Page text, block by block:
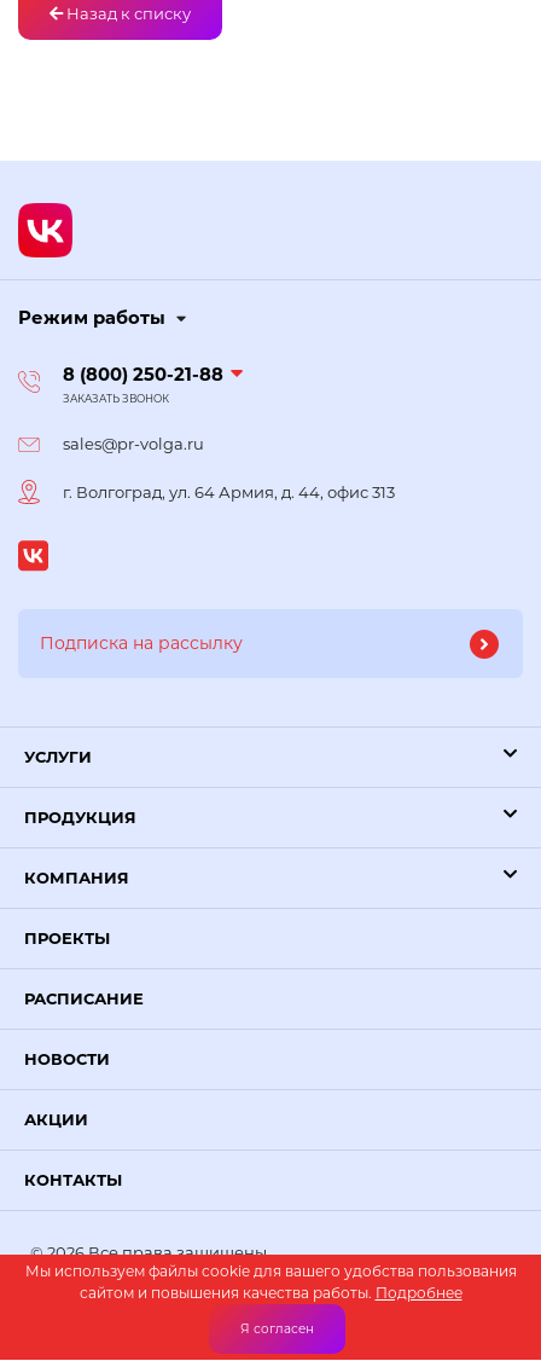
Назад к списку
Режим работы
8 (800) 250-21-88
ЗАКАЗАТЬ ЗВОНОК
sales@pr-volga.ru
г. Волгоград, ул. 64 Армия, д. 44, офис 313
УСЛУГИ
ПРОДУКЦИЯ
КОМПАНИЯ
ПРОЕКТЫ
РАСПИСАНИЕ
НОВОСТИ
АКЦИИ
КОНТАКТЫ
© 2026 Все права защищены.
PR-VOLGA— создание сайтов
Мы используем файлы cookie для вашего удобства пользования
сайтом и повышения качества работы. Подробнее
Я согласен